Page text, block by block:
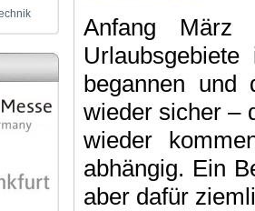
Anfang März
begannen und
wieder sicher –
wieder
abhängig. Ein
aber dafür